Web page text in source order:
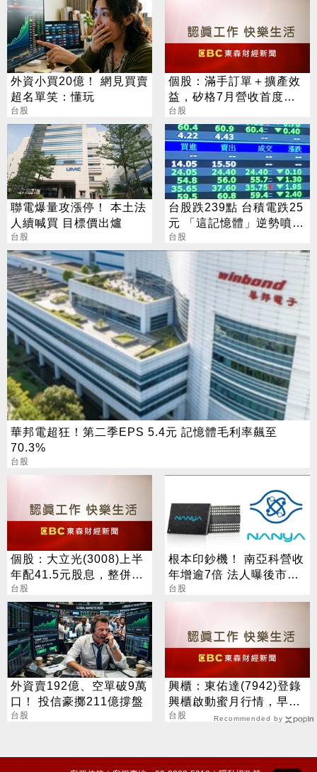
外資小買20億！ 網見買賣
超名單笑：懂玩
台股
個股：滿手訂單＋擴產效
益，矽格7月營收首度站
上20億元創高，後續會更
好
台股
聯電爆量攻漲停！ 本土法
人續喊買 目標價出爐
台股
台股跌239點 台積電跌25
元 「這記憶體」逆勢噴
5%
台股
華邦電超狂！第二季EPS 5.4元 記憶體毛利率飆至
70.3%
台股
個股：大立光(3008)上半
年配41.5元股息，整併大
陽科技為100%子公司
台股
根本印鈔機！ 南亞科營收
年增逾7倍 法人曝後市觀
察4指標
台股
外資賣192億、空單破9萬
口！ 投信豪擲211億撐盤
台股
興櫃：東佑達(7942)登錄
興櫃啟動蜜月行情，早盤
一度大漲186%
台股 Recommended by